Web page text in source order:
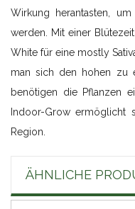
Wirkung herantasten,
werden. Mit einer
White für eine mostly
man sich den hohen zu
benötigen die Pflanzen
Indoor-Grow ermöglicht
Region.
ÄHNLICHE